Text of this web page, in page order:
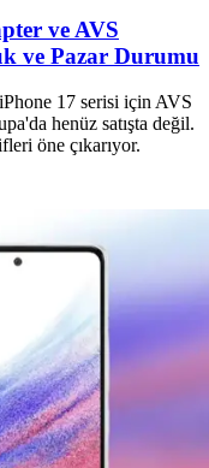
ve AVS
ve Pazar Durumu
17 serisi için AVS
henüz satışta değil.
öne çıkarıyor.